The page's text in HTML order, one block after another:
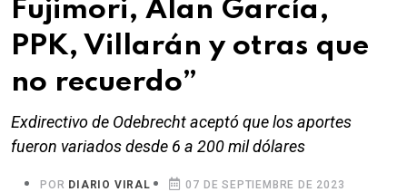
Fujimori, Alan García,
PPK, Villarán y otras que
no recuerdo”
Exdirectivo de Odebrecht aceptó que los aportes
fueron variados desde 6 a 200 mil dólares
POR DIARIO VIRAL 07 DE SEPTIEMBRE DE 2023